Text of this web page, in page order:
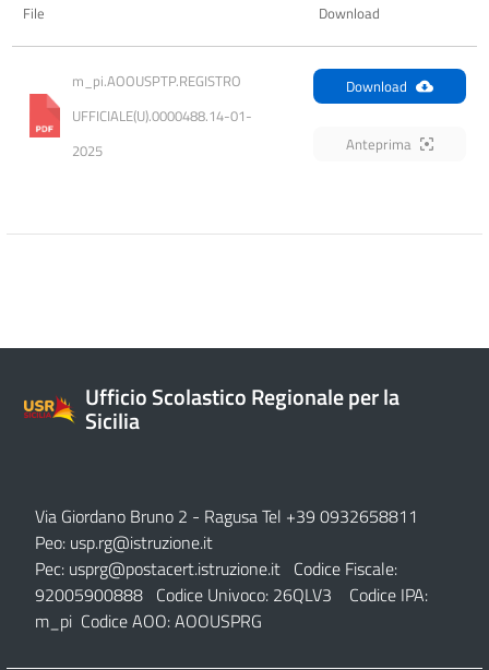
File Download
m_pi.AOOUSPTP.REGISTRO
UFFICIALE(U).0000488.14-01-
2025
Download
Anteprima
Ufficio Scolastico Regionale per la
Sicilia
Via Giordano Bruno 2 - Ragusa Tel +39 0932658811
Peo: usp.rg@istruzione.it
Pec: usprg@postacert.istruzione.it Codice Fiscale:
92005900888 Codice Univoco: 26QLV3 Codice IPA:
m_pi Codice AOO: AOOUSPRG